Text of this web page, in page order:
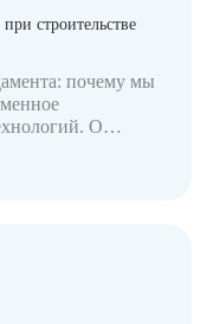
строительстве
почему мы
О…